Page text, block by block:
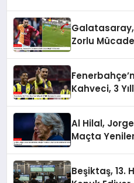
Galatasaray,
Zorlu
Kahveci, 3
Al Hilal,
Maçta
Beşiktaş, 13.